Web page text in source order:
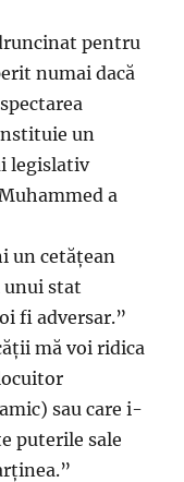
pentru
numai dacă
un
legislativ
a
un cetățean
stat
fi adversar.”
mă voi ridica
sau care i-
puterile sale